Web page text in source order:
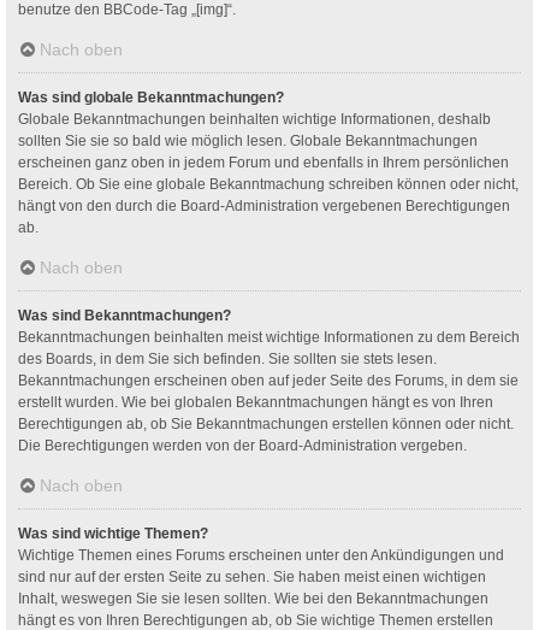
benutze den BBCode-Tag „[img]“.
Nach oben
Was sind globale Bekanntmachungen?
Globale Bekanntmachungen beinhalten wichtige Informationen, deshalb
sollten Sie sie so bald wie möglich lesen. Globale Bekanntmachungen
erscheinen ganz oben in jedem Forum und ebenfalls in Ihrem persönlichen
Bereich. Ob Sie eine globale Bekanntmachung schreiben können oder nicht,
hängt von den durch die Board-Administration vergebenen Berechtigungen
ab.
Nach oben
Was sind Bekanntmachungen?
Bekanntmachungen beinhalten meist wichtige Informationen zu dem Bereich
des Boards, in dem Sie sich befinden. Sie sollten sie stets lesen.
Bekanntmachungen erscheinen oben auf jeder Seite des Forums, in dem sie
erstellt wurden. Wie bei globalen Bekanntmachungen hängt es von Ihren
Berechtigungen ab, ob Sie Bekanntmachungen erstellen können oder nicht.
Die Berechtigungen werden von der Board-Administration vergeben.
Nach oben
Was sind wichtige Themen?
Wichtige Themen eines Forums erscheinen unter den Ankündigungen und
sind nur auf der ersten Seite zu sehen. Sie haben meist einen wichtigen
Inhalt, weswegen Sie sie lesen sollten. Wie bei den Bekanntmachungen
hängt es von Ihren Berechtigungen ab, ob Sie wichtige Themen erstellen